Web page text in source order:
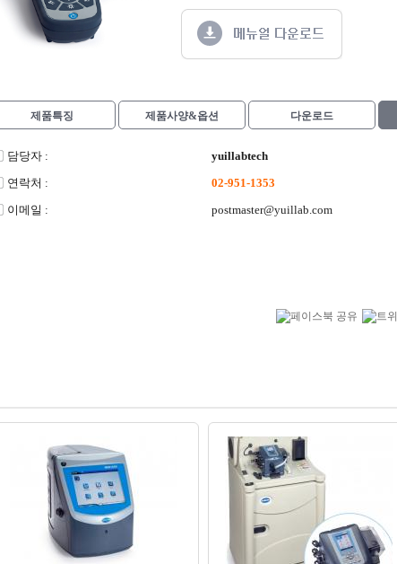
제품특징 제품사양&옵션 다운로드
담당자 :
yuillabtech
연락처 :
02-951-1353
이메일 :
postmaster@yuillab.com